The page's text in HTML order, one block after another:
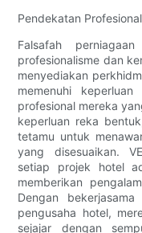
Pendekatan
Falsafah
profesionalisme dan
menyediakan
memenuhi
profesional mereka
keperluan reka
tetamu untuk
yang disesuaikan.
setiap projek hotel
memberikan
Dengan
pengusaha hotel,
sejajar dengan